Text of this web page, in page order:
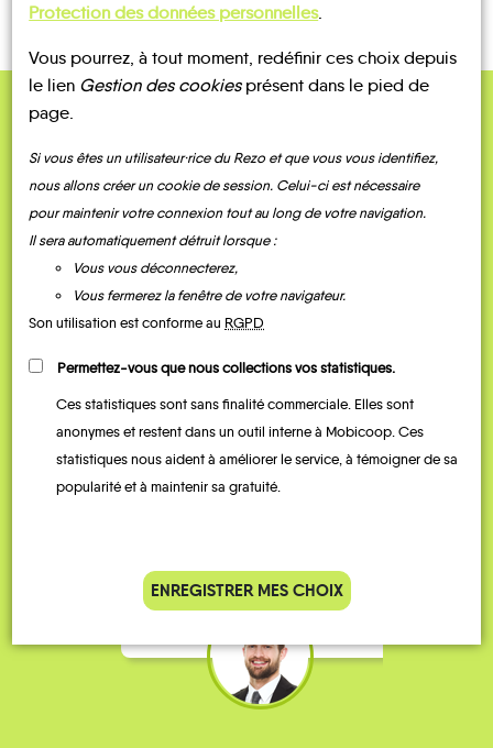
QUELQUES
Témoignages
Je vais bosser en train, mais le
parking de la gare est toujours
complet alors j’ai testé Rezo
Stéphane 36 ans
Protection des données personnelles.
Vous pourrez, à tout moment, redéfinir ces choix depuis
le lien Gestion des cookiesprésent dans le pied de
page.
Si vous êtes un utilisateur·rice du Rezo et que vous vous identifiez,
nous allons créer un cookie de session. Celui-ci est nécessaire
pour maintenir votre connexion tout au long de votre navigation.
Il sera automatiquement détruit lorsque :
Vous vous déconnecterez,
Vous fermerez la fenêtre de votre navigateur.
Son utilisation est conforme au RGPD
Permettez-vous que nous collections vos statistiques.
Ces statistiques sont sans finalité commerciale. Elles sont
anonymes et restent dans un outil interne à Mobicoop. Ces
statistiques nous aident à améliorer le service, à témoigner de sa
popularité et à maintenir sa gratuité.
ENREGISTRER MES CHOIX